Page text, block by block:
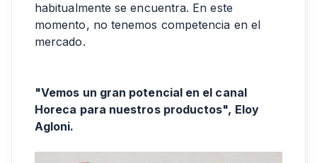
habitualmente se encuentra. En este
momento, no tenemos competencia en el
mercado.
"Vemos un gran potencial en el canal
Horeca para nuestros productos", Eloy
Agloni.